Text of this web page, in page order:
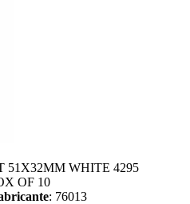
51X32MM WHITE 4295
OF 10
: 76013